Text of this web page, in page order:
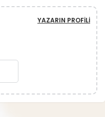
YAZARIN PROFILI